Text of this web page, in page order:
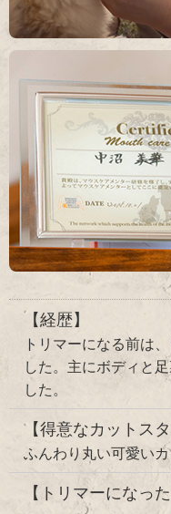
【経歴】
トリマーになる前は
した。主にボディと
した。
【得意なカットスタ
ふんわり丸い可愛いカ
【トリマーになっ